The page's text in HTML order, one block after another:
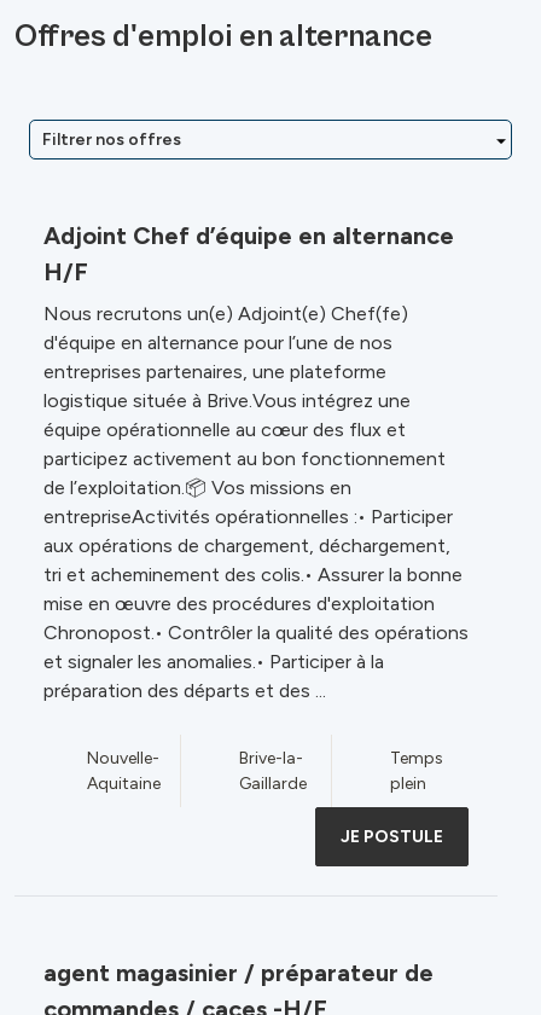
Offres d'emploi en alternance
Filtrer nos offres
Adjoint Chef d’équipe en alternance
H/F
Nous recrutons un(e) Adjoint(e) Chef(fe)
d'équipe en alternance pour l’une de nos
entreprises partenaires, une plateforme
logistique située à Brive.Vous intégrez une
équipe opérationnelle au cœur des flux et
participez activement au bon fonctionnement
de l’exploitation.📦 Vos missions en
entrepriseActivités opérationnelles :• Participer
aux opérations de chargement, déchargement,
tri et acheminement des colis.• Assurer la bonne
mise en œuvre des procédures d'exploitation
Chronopost.• Contrôler la qualité des opérations
et signaler les anomalies.• Participer à la
préparation des départs et des ...
Nouvelle-
Aquitaine
Brive-la-
Gaillarde
Temps
plein
JE POSTULE
agent magasinier / préparateur de
commandes / caces -H/F